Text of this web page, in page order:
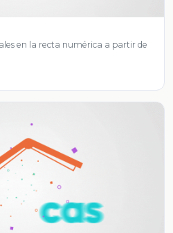
en la recta numérica a partir de